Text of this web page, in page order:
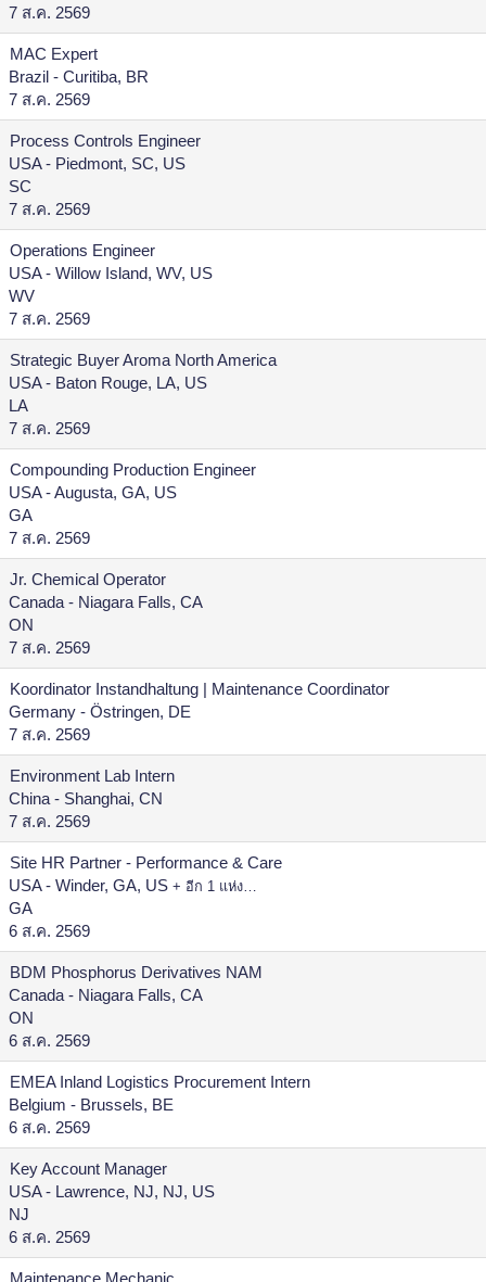
7 ส.ค. 2569
MAC Expert
Brazil - Curitiba, BR
7 ส.ค. 2569
Process Controls Engineer
USA - Piedmont, SC, US
SC
7 ส.ค. 2569
Operations Engineer
USA - Willow Island, WV, US
WV
7 ส.ค. 2569
Strategic Buyer Aroma North America
USA - Baton Rouge, LA, US
LA
7 ส.ค. 2569
Compounding Production Engineer
USA - Augusta, GA, US
GA
7 ส.ค. 2569
Jr. Chemical Operator
Canada - Niagara Falls, CA
ON
7 ส.ค. 2569
Koordinator Instandhaltung | Maintenance Coordinator
Germany - Östringen, DE
7 ส.ค. 2569
Environment Lab Intern
China - Shanghai, CN
7 ส.ค. 2569
Site HR Partner - Performance & Care
USA - Winder, GA, US + อีก 1 แห่ง…
GA
6 ส.ค. 2569
BDM Phosphorus Derivatives NAM
Canada - Niagara Falls, CA
ON
6 ส.ค. 2569
EMEA Inland Logistics Procurement Intern
Belgium - Brussels, BE
6 ส.ค. 2569
Key Account Manager
USA - Lawrence, NJ, NJ, US
NJ
6 ส.ค. 2569
Maintenance Mechanic